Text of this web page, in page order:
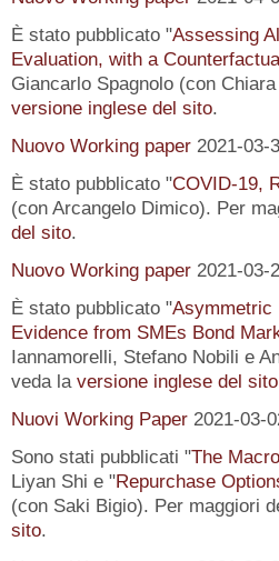
È stato pubblicato "Assessing
Evaluation, with a
Giancarlo Spagnolo (con
versione inglese del sito.
Nuovo Working paper 2021-03-
È stato pubblicato "COVID-19,
(con Arcangelo Dimico). Per
del sito.
Nuovo Working paper 2021-03-
È stato pubblicato "Asymmetric
Evidence from SMEs Bond
Iannamorelli, Stefano Nobili e
veda la versione inglese del sito
Nuovi Working Paper 2021-03-
Sono stati pubblicati "The
Liyan Shi e "Repurchase
(con Saki Bigio). Per maggiori
sito.